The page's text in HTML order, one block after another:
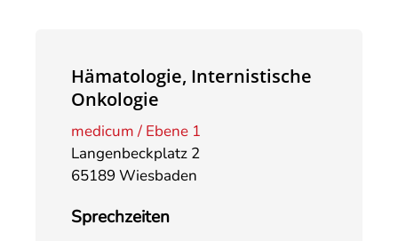
Hämatologie, Internistische
Onkologie
medicum / Ebene 1
Langenbeckplatz 2
65189 Wiesbaden
Sprechzeiten